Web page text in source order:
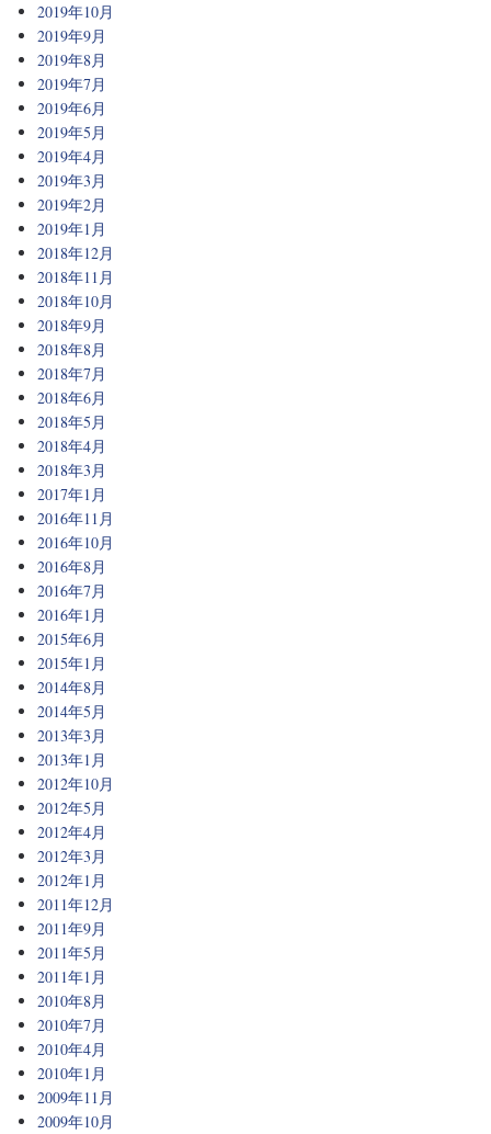
2019年10月
2019年9月
2019年8月
2019年7月
2019年6月
2019年5月
2019年4月
2019年3月
2019年2月
2019年1月
2018年12月
2018年11月
2018年10月
2018年9月
2018年8月
2018年7月
2018年6月
2018年5月
2018年4月
2018年3月
2017年1月
2016年11月
2016年10月
2016年8月
2016年7月
2016年1月
2015年6月
2015年1月
2014年8月
2014年5月
2013年3月
2013年1月
2012年10月
2012年5月
2012年4月
2012年3月
2012年1月
2011年12月
2011年9月
2011年5月
2011年1月
2010年8月
2010年7月
2010年4月
2010年1月
2009年11月
2009年10月